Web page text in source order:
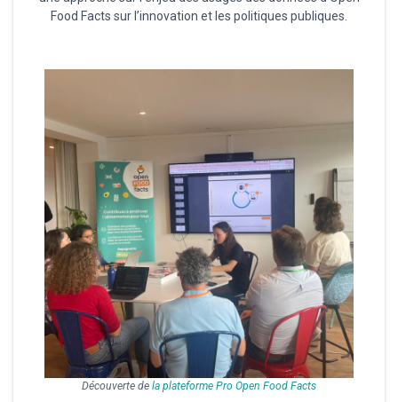
Food Facts sur l’innovation et les politiques publiques.
Découverte de la plateforme Pro Open Food Facts